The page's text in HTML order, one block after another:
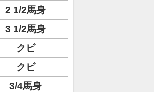
2 1/2馬身
3 1/2馬身
クビ
クビ
3/4馬身